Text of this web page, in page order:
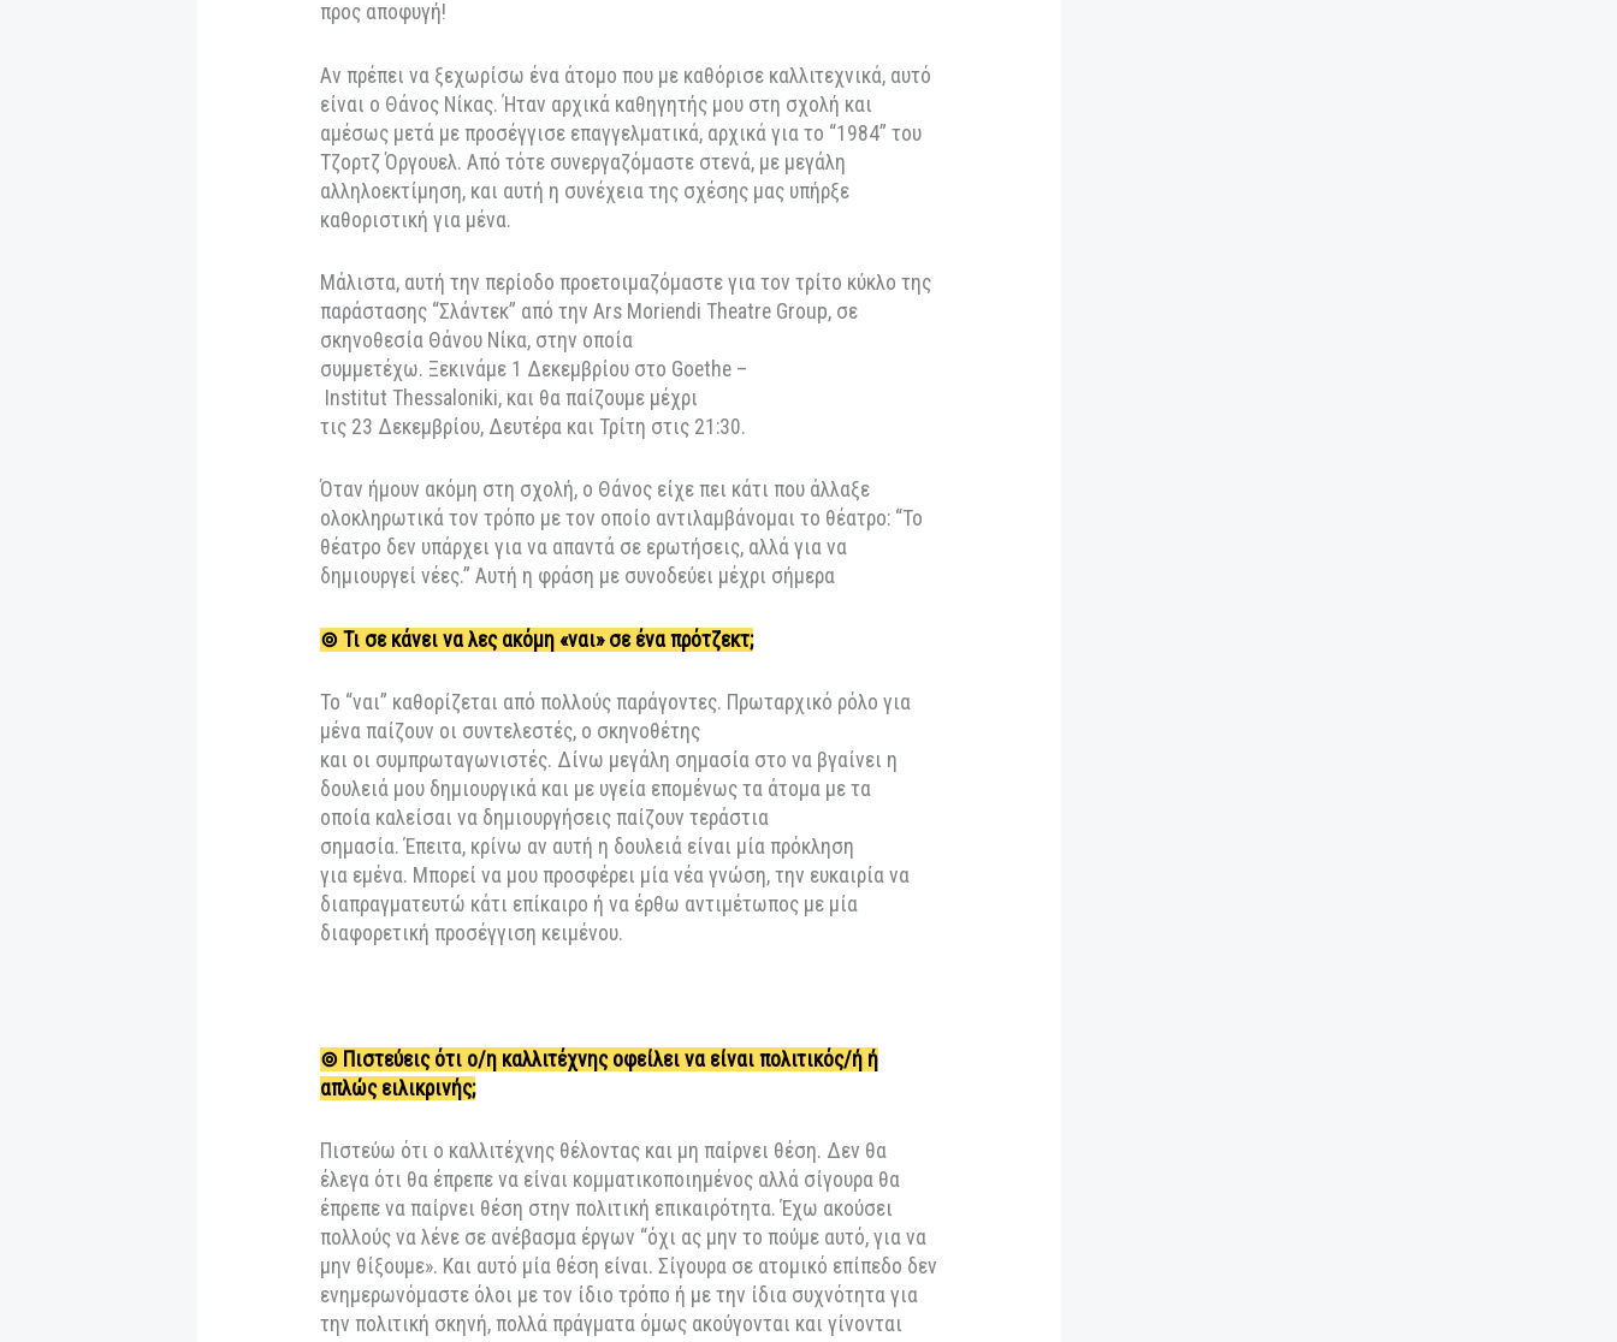
που θα ακολουθούσα. Αργότερα, όταν σπούδαζα στη Δράμα για λόγους
πρώτη μου ουσιαστική επαφή με τη σκηνή. Συνειδητοποίησα πως πριν
προχωρήσω σε οτιδήποτε άλλο, έπρεπε να εξερευνήσω αυτόν τον
κόσμο και να εκτεθώ πραγματικά στο θέατρο.
Έτσι, μπήκα στην Ανώτερη Δραματική Σχολή “Ανδρέας Βουτσινάς”. Από
που είχα έχει προσθέσει το δικό της λιθαράκι στον καλλιτεχνικό μου
δρόμο άλλοτε ως παράδειγμα και έμπνευση, άλλοτε ως παράδειγμα
προς αποφυγή!
Αν πρέπει να ξεχωρίσω ένα άτομο που με καθόρισε καλλιτεχνικά, αυτό
είναι ο Θάνος Νίκας. Ήταν αρχικά καθηγητής μου στη σχολή και
αμέσως μετά με προσέγγισε επαγγελματικά, αρχικά για το “1984” του
Τζορτζ Όργουελ. Από τότε συνεργαζόμαστε στενά, με μεγάλη
αλληλοεκτίμηση, και αυτή η συνέχεια της σχέσης μας υπήρξε
καθοριστική για μένα.
Μάλιστα, αυτή την περίοδο προετοιμαζόμαστε για τον τρίτο κύκλο της
σκηνοθεσία Θάνου Νίκα, στην οποία
συμμετέχω. Ξεκινάμε 1 Δεκεμβρίου στο Goethe –
Institut Thessaloniki, και θα παίζουμε μέχρι
τις 23 Δεκεμβρίου, Δευτέρα και Τρίτη στις 21:30.
Όταν ήμουν ακόμη στη σχολή, ο Θάνος είχε πει κάτι που άλλαξε
ολοκληρωτικά τον τρόπο με τον οποίο αντιλαμβάνομαι το θέατρο: “Το
θέατρο δεν υπάρχει για να απαντά σε ερωτήσεις, αλλά για να
μένα παίζουν οι συντελεστές, ο σκηνοθέτης
και οι συμπρωταγωνιστές. Δίνω μεγάλη σημασία στο να βγαίνει η
δουλειά μου δημιουργικά και με υγεία επομένως τα άτομα με τα
οποία καλείσαι να δημιουργήσεις παίζουν τεράστια
σημασία. Έπειτα, κρίνω αν αυτή η δουλειά είναι μία πρόκληση
για εμένα. Μπορεί να μου προσφέρει μία νέα γνώση, την ευκαιρία να
διαπραγματευτώ κάτι επίκαιρο ή να έρθω αντιμέτωπος με μία